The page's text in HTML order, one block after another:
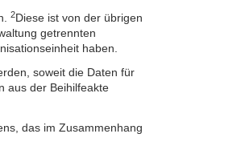
2Diese ist von der übrigen
getrennten
haben.
soweit die Daten für
aus der Beihilfeakte
das im Zusammenhang